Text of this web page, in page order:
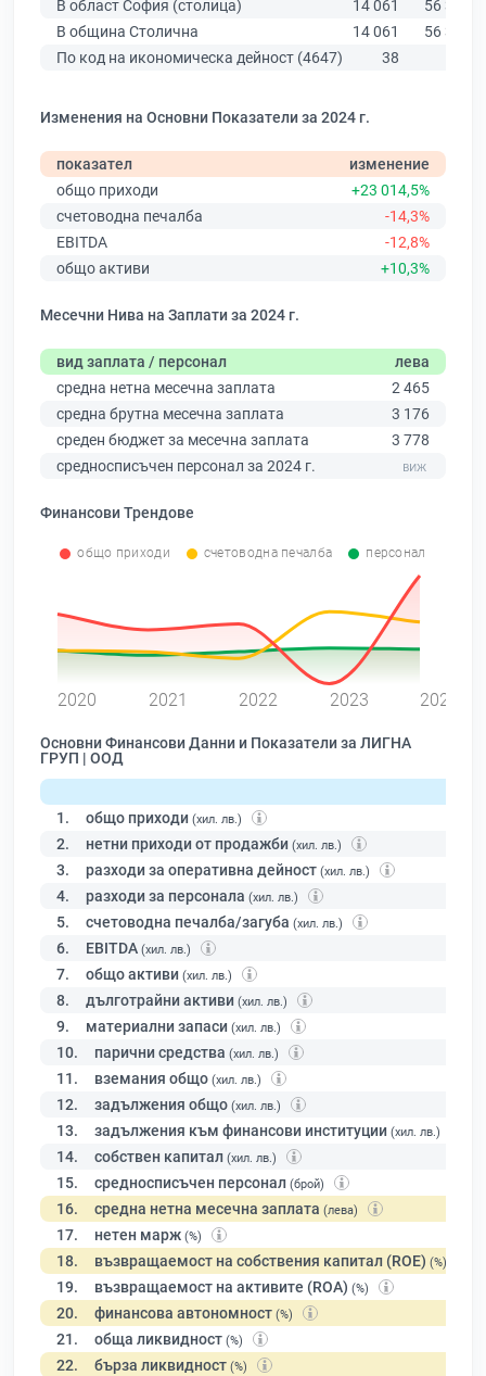
В област София (столица) 14 061
56 378
В община Столична
14 061
56 378
По код на икономическа дейност (4647)
38
Изменения на Основни Показатели за 2024 г.
показател
изменение
общо приходи
+23 014,5%
счетоводна печалба
-14,3%
EBITDA
-12,8%
общо активи
+10,3%
Месечни Нива на Заплати за 2024 г.
вид заплата / персонал
лева
средна нетна месечна заплата
2 465
средна брутна месечна заплата
3 176
среден бюджет за месечна заплата
3 778
средносписъчен персонал за 2024 г.
Финансови Трендове
общо приходи счетоводна печалба персонал
2020 2021 2022 2023 2024
Основни Финансови Данни и Показатели за ЛИГНА
ГРУП | ООД
1. общо приходи (хил. лв.)
2. нетни приходи от продажби (хил. лв.)
3. разходи за оперативна дейност (хил. лв.)
4. разходи за персонала (хил. лв.)
5. счетоводна печалба/загуба (хил. лв.)
6. EBITDA (хил. лв.)
7. общо активи (хил. лв.)
8. дълготрайни активи (хил. лв.)
9. материални запаси (хил. лв.)
10. парични средства (хил. лв.)
11. вземания общо (хил. лв.)
12. задължения общо (хил. лв.)
13. задължения към финансови институции (хил. лв.)
14. собствен капитал (хил. лв.)
15. средносписъчен персонал (брой)
16. средна нетна месечна заплата (лева)
17. нетен марж (%)
18. възвращаемост на собствения капитал (ROE) (%)
19. възвращаемост на активите (ROA) (%)
20. финансова автономност (%)
21. обща ликвидност (%)
22. бърза ликвидност (%)